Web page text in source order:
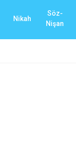
Nikah
Söz-
Nişan